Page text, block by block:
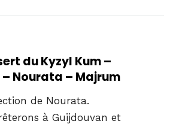
du Kyzyl Kum –
Nourata – Majrum
de Nourata.
à Guijdouvan et